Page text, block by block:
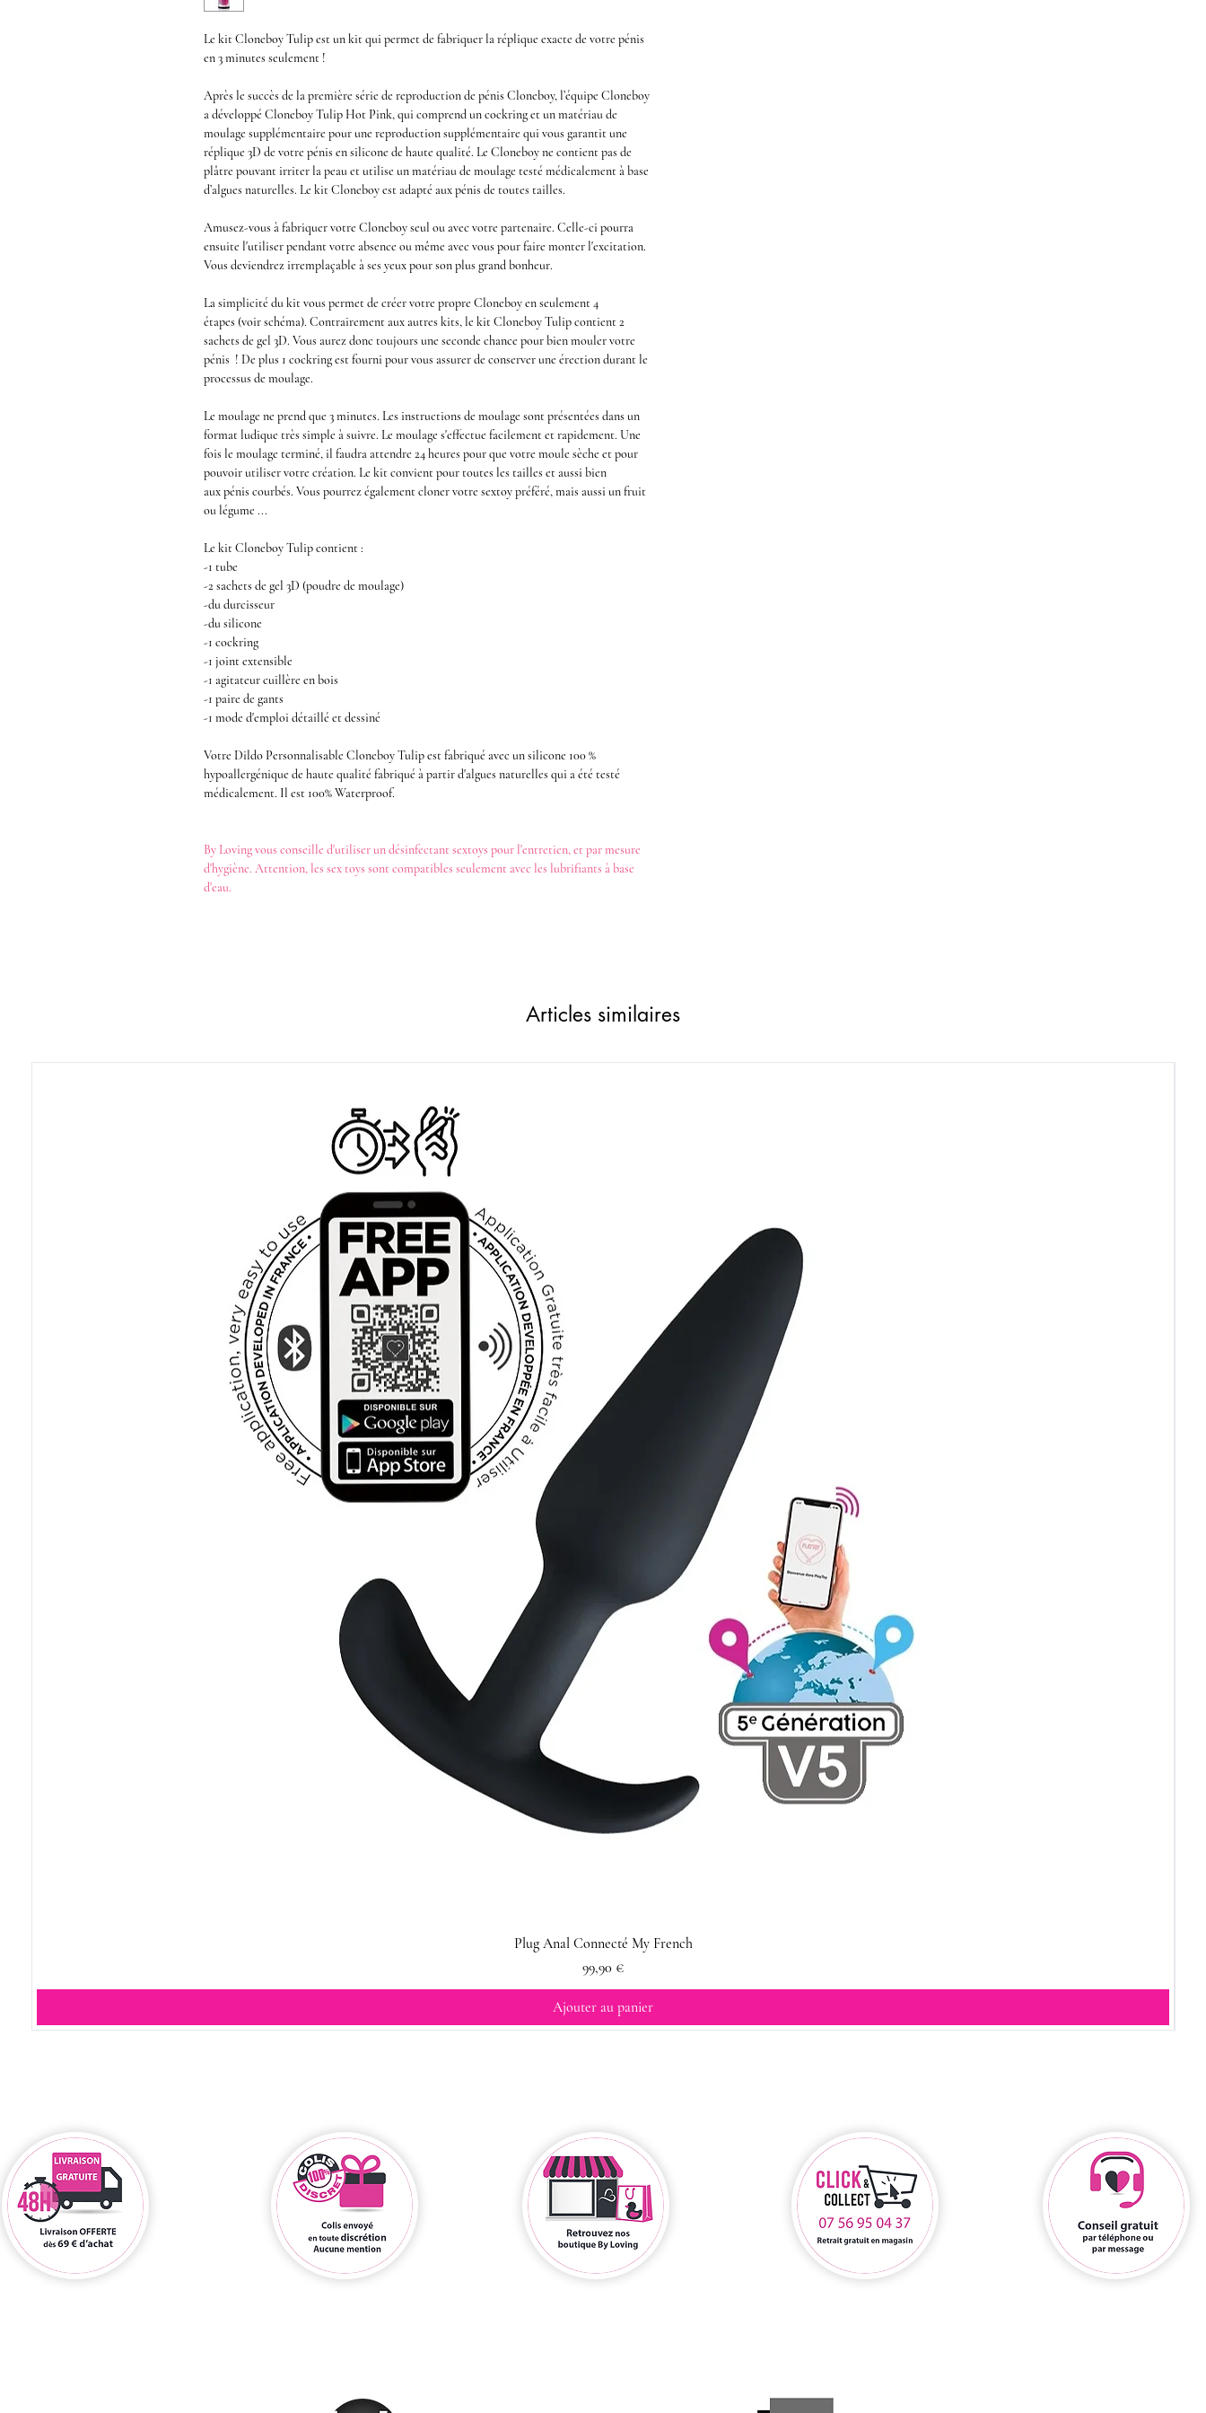
Le kit Cloneboy Tulipest un kit qui permet de fabriquer la réplique exacte de votre pénis
en 3 minutes seulement !
Après le succès de la première série de reproduction de pénis Cloneboy, l’équipe Cloneboy
a développé Cloneboy Tulip Hot Pink, qui comprend uncockringet un matériau de
moulage supplémentaire pour une reproduction supplémentaire qui vous garantit une
réplique 3D de votre pénis en silicone de haute qualité. Le Cloneboyne contient pas de
plâtre pouvant irriter la peau et utilise un matériau de moulage testé médicalement à base
d’algues naturelles. Le kit Cloneboyest adapté aux pénis de toutes tailles.
Amusez-vous à fabriquer votre Cloneboy seul ou avec votre partenaire. Celle-ci pourra
ensuite l'utiliser pendant votre absence ou même avec vous pour faire monter l'excitation.
Vous deviendrez irremplaçable à ses yeux pour son plus grand bonheur.
La simplicité du kit vous permet de créer votre propre Cloneboy en seulement 4
étapes (voir schéma). Contrairement aux autres kits, le kit Cloneboy Tulipcontient 2
sachets de gel 3D. Vous aurez donc toujours une seconde chance pour bien mouler votre
pénis ! De plus 1 cockringest fourni pour vous assurer de conserver une érection durant le
processus de moulage.
Le moulage ne prend que 3 minutes. Les instructions de moulage sont présentées dans un
format ludique très simple à suivre. Le moulage s'effectue facilement et rapidement. Une
fois le moulage terminé, il faudra attendre 24 heures pour que votre moule sèche et pour
pouvoir utiliser votre création. Le kit convient pourtoutes les tailles et aussi bien
auxpénis courbés. Vous pourrez également cloner votre sextoy préféré, mais aussi un fruit
ou légume ...
Le kit Cloneboy Tulipcontient :
-1 tube
-2 sachets de gel 3D (poudre de moulage)
-du durcisseur
-du silicone
-1 cockring
-1 joint extensible
-1 agitateur cuillère en bois
-1 paire de gants
-1 mode d'emploi détaillé et dessiné
Votre Dildo Personnalisable Cloneboy Tulip est fabriqué avec unsilicone 100 %
hypoallergénique de haute qualité fabriqué à partir d'algues naturelles qui a été testé
médicalement. Il est 100% Waterproof.
By Lovingvous conseille d'utiliser undésinfectant sextoys pour l'entretien, et par mesure
d'hygiène. Attention, les sex toys sont compatibles seulement avec les lubrifiants à base
d'eau.
Articles similaires
Plug Anal Connecté My French
Prix
99,90 €
Ajouter au panier